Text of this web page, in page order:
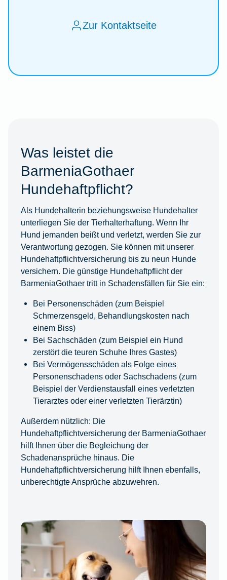
Zur Kontaktseite
Was leistet die
BarmeniaGothaer
Hundehaftpflicht?
Als Hundehalterin beziehungsweise Hundehalter
unterliegen Sie der Tierhalterhaftung. Wenn Ihr
Hund jemanden beißt und verletzt, werden Sie zur
Verantwortung gezogen. Sie können mit unserer
Hundehaftpflichtversicherung bis zu neun Hunde
versichern. Die günstige Hundehaftpflicht der
BarmeniaGothaer tritt in Schadensfällen für Sie ein:
Bei Personenschäden (zum Beispiel
Schmerzensgeld, Behandlungskosten nach
einem Biss)
Bei Sachschäden (zum Beispiel ein Hund
zerstört die teuren Schuhe Ihres Gastes)
Bei Vermögensschäden als Folge eines
Personenschadens oder Sachschadens (zum
Beispiel der Verdienstausfall eines verletzten
Tierarztes oder einer verletzten Tierärztin)
Außerdem nützlich: Die
Hundehaftpflichtversicherung der BarmeniaGothaer
hilft Ihnen über die Begleichung der
Schadenansprüche hinaus. Die
Hundehaftpflichtversicherung hilft Ihnen ebenfalls,
unberechtigte Ansprüche abzuwehren.